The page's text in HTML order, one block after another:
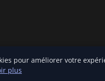
pour améliorer votre
plus